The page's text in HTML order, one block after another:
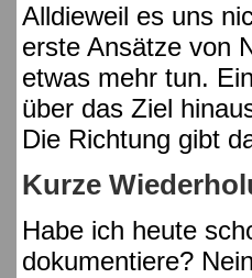
Alldieweil es uns
erste Ansätze von
etwas mehr tun.
über das Ziel
Die Richtung gibt
Kurze
Habe ich heute
dokumentiere?